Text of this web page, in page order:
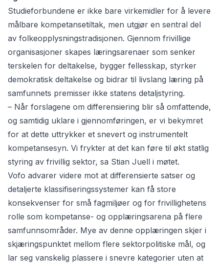
Studieforbundene er ikke bare virkemidler for å levere
målbare kompetansetiltak, men utgjør en sentral del
av folkeopplysningstradisjonen. Gjennom frivillige
organisasjoner skapes læringsarenaer som senker
terskelen for deltakelse, bygger fellesskap, styrker
demokratisk deltakelse og bidrar til livslang læring på
samfunnets premisser ikke statens detaljstyring.
– Når forslagene om differensiering blir så omfattende,
og samtidig uklare i gjennomføringen, er vi bekymret
for at dette uttrykker et snevert og instrumentelt
kompetansesyn. Vi frykter at det kan føre til økt statlig
styring av frivillig sektor, sa Stian Juell i møtet.
Vofo advarer videre mot at differensierte satser og
detaljerte klassifiseringssystemer kan få store
konsekvenser for små fagmiljøer og for frivillighetens
rolle som kompetanse- og opplæringsarena på flere
samfunnsområder. Mye av denne opplæringen skjer i
skjæringspunktet mellom flere sektorpolitiske mål, og
lar seg vanskelig plassere i snevre kategorier uten at